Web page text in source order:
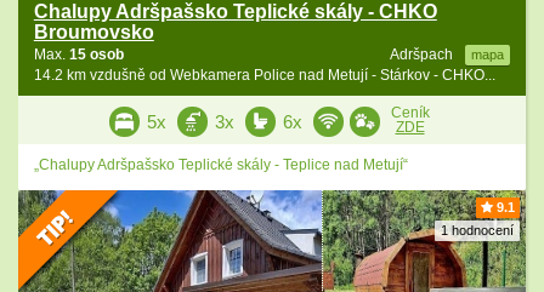
Chalupy Adršpašsko Teplické skály - CHKO
Broumovsko
Adršpach mapa
Max. 15 osob
14.2 km vzdušně od Webkamera Police nad Metují - Stárkov - CHKO...
5x 3x 6x
Ceník
ZDE
„Chalupy Adršpašsko Teplické skály - Teplice nad Metují“
9.1
1 hodnocení